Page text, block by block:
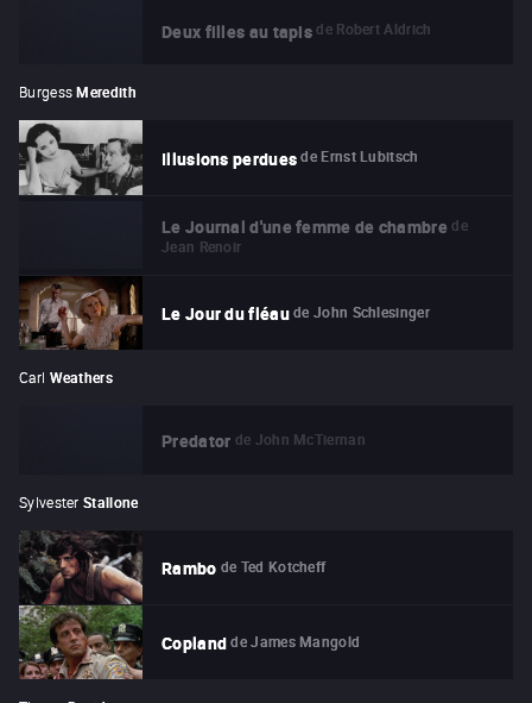
Deux filles au tapis de Robert Aldrich
Burgess Meredith
Illusions perdues de Ernst Lubitsch
Le Journal d'une femme de chambre de
Jean Renoir
Le Jour du fléau de John Schlesinger
Carl Weathers
Predator de John McTiernan
Sylvester Stallone
Rambo de Ted Kotcheff
Copland de James Mangold